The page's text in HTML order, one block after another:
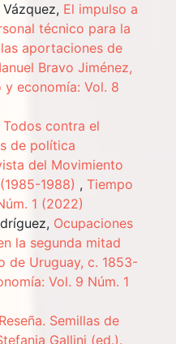
El impulso a
técnico para la
aportaciones de
Bravo Jiménez,
y economía: Vol. 8
Todos contra el
de política
del Movimiento
1988) ,Tiempo
1 (2022)
Ocupaciones
la segunda mitad
de Uruguay, c. 1853-
Vol. 9 Núm. 1
Reseña. Semillas de
Gallini (ed.).